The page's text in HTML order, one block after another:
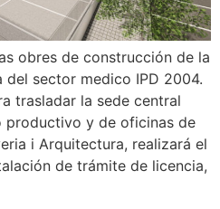
obres de construcción de la
del sector medico IPD 2004.
trasladar la sede central
y de oficinas de
i Arquitectura, realizará el
de trámite de licencia,